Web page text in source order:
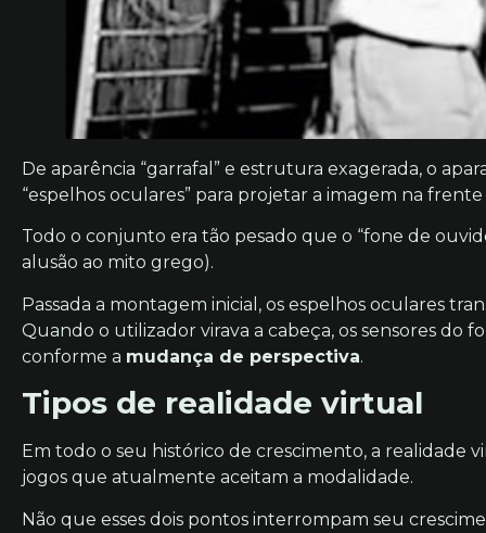
De aparência “garrafal” e estrutura exagerada, o
“espelhos oculares” para projetar a imagem na
Todo o conjunto era tão pesado que o “fone de
alusão ao mito grego).
Passada a montagem inicial, os espelhos oculares
Quando o utilizador virava a cabeça, os sensores do
conforme a mudança de perspectiva.
Tipos de realidade virtual
Em todo o seu histórico de crescimento, a
jogos que atualmente aceitam a modalidade.
Não que esses dois pontos interrompam seu